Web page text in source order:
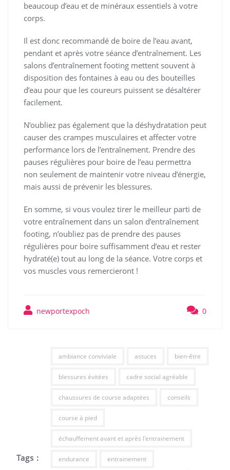
beaucoup d’eau et de minéraux essentiels à votre
corps.
Il est donc recommandé de boire de l’eau avant,
pendant et après votre séance d’entraînement. Les
salons d’entraînement footing mettent souvent à
disposition des fontaines à eau ou des bouteilles
d’eau pour que les coureurs puissent se désaltérer
facilement.
N’oubliez pas également que la déshydratation peut
causer des crampes musculaires et affecter votre
performance lors de l’entraînement. Prendre des
pauses régulières pour boire de l’eau permettra
non seulement de maintenir votre niveau d’énergie,
mais aussi de prévenir les blessures.
En somme, si vous voulez tirer le meilleur parti de
votre entraînement dans un salon d’entraînement
footing, n’oubliez pas de prendre des pauses
régulières pour boire suffisamment d’eau et rester
hydraté(e) tout au long de la séance. Votre corps et
vos muscles vous remercieront !
newportexpoch 0
Tags :
ambiance conviviale astuces bien-être
blessures évitées cadre social agréable
chaussures de course adaptées conseils
course à pied
échauffement avant et après l'entrainement
endurance entrainement